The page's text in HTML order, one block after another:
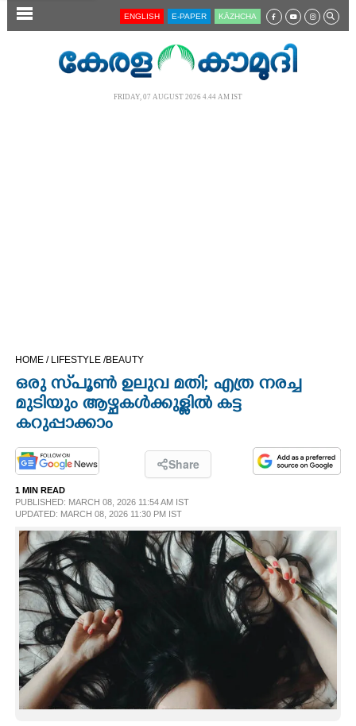
SECTIONS
OPINION
PHOTOS
LIFESTYLE
SPIRITUAL
INFO+
ART
ASTRO
ENGLISH E-PAPER KĀZHCHA
FRIDAY, 07 AUGUST 2026 4.44 AM IST
HOME / LIFESTYLE /BEAUTY
ഒരു സ്‌പൂൺ ഉലുവ മതി; എത്ര നരച്ച
മുടിയും ആഴ്ചകൾക്കുള്ളിൽ കട്ട
കറുപ്പാക്കാം
Share
1 MIN READ
PUBLISHED: MARCH 08, 2026 11:54 AM IST
UPDATED: MARCH 08, 2026 11:30 PM IST